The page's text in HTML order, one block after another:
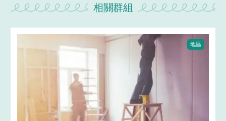
相關群組
地區